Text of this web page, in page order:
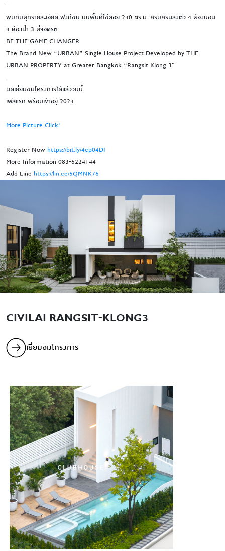
-
พบกับทุกรายละเอียด ฟังก์ชัน บนพื้นที่ใช้สอย 240 ตร.ม. ครบครันลงตัว 4 ห้องนอน
4 ห้องน้ำ 3 ที่จอดรถ
BE THE GAME CHANGER
The Brand New “URBAN” Single House Project Developed by THE
URBAN PROPERTY at Greater Bangkok “Rangsit Klong 3"
.
นัดเยี่ยมชมโครงการได้แล้ววันนี้
เฟสแรก พร้อมเข้าอยู่ 2024
More Picture Click!
Register Now https://bit.ly/4ep04DI
More Information 083-6224144
Add Line https://lin.ee/5QMNK76
CIVILAI RANGSIT-KLONG3
เยี่ยมชมโครงการ